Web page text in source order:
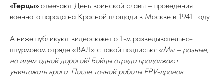
«Терцы» отмечают День воинской славы – проведения
военного парада на Красной площади в Москве в 1941 году.
А ниже публикуют видеосюжет о 1-м разведывательно-
штурмовом отряде «ВАЛ» с такой подписью: «Мы – разные,
но идем одной дорогой! Бойцы отряда продолжают
уничтожать врага. После точной работы FPV-дронов